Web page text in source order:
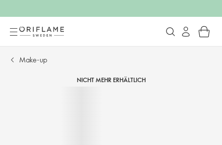
Make-up
NICHT MEHR ERHÄLTLICH